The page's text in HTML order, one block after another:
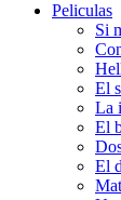
Peliculas
Si
El
La
El
El